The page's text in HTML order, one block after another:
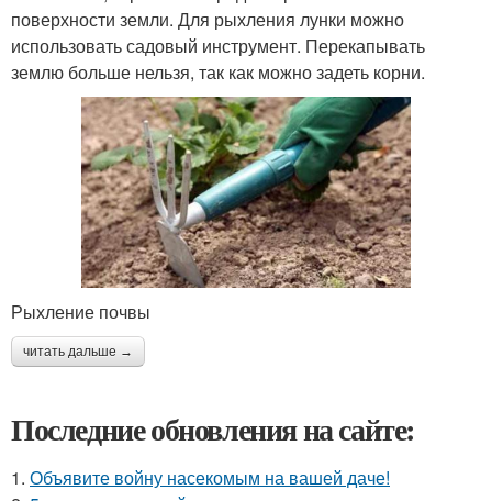
поверхности земли. Для рыхления лунки можно
использовать садовый инструмент. Перекапывать
землю больше нельзя, так как можно задеть корни.
Рыхление почвы
читать дальше →
Последние обновления на сайте:
1. Объявите войну насекомым на вашей даче!